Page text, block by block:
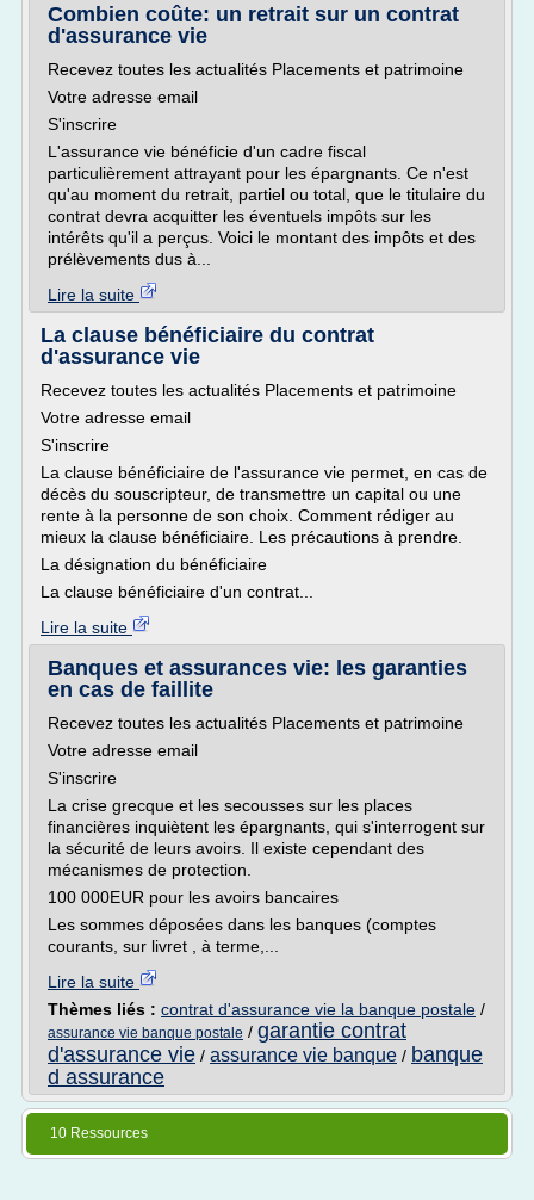
Combien coûte: un retrait sur un contrat
d'assurance vie
Recevez toutes les actualités Placements et patrimoine
Votre adresse email
S'inscrire
L'assurance vie bénéficie d'un cadre fiscal
particulièrement attrayant pour les épargnants. Ce n'est
qu'au moment du retrait, partiel ou total, que le titulaire du
contrat devra acquitter les éventuels impôts sur les
intérêts qu'il a perçus. Voici le montant des impôts et des
prélèvements dus à...
Lire la suite
La clause bénéficiaire du contrat
d'assurance vie
Recevez toutes les actualités Placements et patrimoine
Votre adresse email
S'inscrire
La clause bénéficiaire de l'assurance vie permet, en cas de
décès du souscripteur, de transmettre un capital ou une
rente à la personne de son choix. Comment rédiger au
mieux la clause bénéficiaire. Les précautions à prendre.
La désignation du bénéficiaire
La clause bénéficiaire d'un contrat...
Lire la suite
Banques et assurances vie: les garanties
en cas de faillite
Recevez toutes les actualités Placements et patrimoine
Votre adresse email
S'inscrire
La crise grecque et les secousses sur les places
financières inquiètent les épargnants, qui s'interrogent sur
la sécurité de leurs avoirs. Il existe cependant des
mécanismes de protection.
100 000EUR pour les avoirs bancaires
Les sommes déposées dans les banques (comptes
courants, sur livret , à terme,...
Lire la suite
Thèmes liés : contrat d'assurance vie la banque postale /
assurance vie banque postale / garantie contrat
d'assurance vie / assurance vie banque / banque
d assurance
10 Ressources